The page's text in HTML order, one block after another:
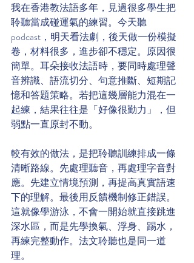
我在香港教法語多年，見過很多學生把
聆聽當成碰運氣的練習。今天聽
podcast，明天看法劇，後天做一份模擬
卷，材料很多，進步卻不穩定。原因很
簡單。耳朵接收法語時，要同時處理聲
音辨識、語流切分、句意推斷、短期記
憶和答題策略。若把這幾層能力混在一
起練，結果往往是「好像很勤力」，但
弱點一直原封不動。
較有效的做法，是把聆聽訓練排成一條
清晰路線。先處理聽音，再處理字音對
應。先建立情境預測，再提高真實語速
下的理解。最後用反饋機制修正錯誤。
這就像學游泳，不會一開始就直接跳進
深水區，而是先學換氣、浮身、踢水，
再練完整動作。法文聆聽也是同一道
理。